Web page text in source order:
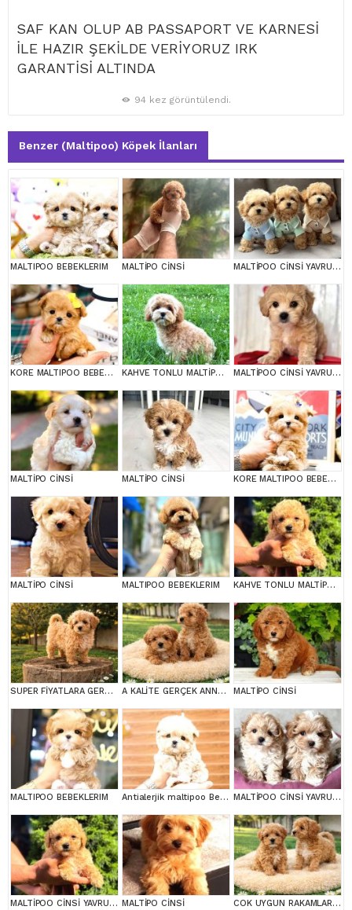
SAF KAN OLUP AB PASSAPORT VE KARNESİ
İLE HAZIR ŞEKİLDE VERİYORUZ IRK
GARANTİSİ ALTINDA
94 kez görüntülendi.
Benzer (Maltipoo) Köpek İlanları
MALTIPOO BEBEKLERIM MALTİPO CİNSİ MALTİPOO CİNSİ YAVRULAR EV ÜRETİMİ
KORE MALTIPOO BEBEKLERIM KAHVE TONLU MALTİPOO CİNSİ YAVRULAR MALTİPOO CİNSİ YAVRULAR EV ÜRETİMİ
MALTİPO CİNSİ MALTİPO CİNSİ KORE MALTIPOO BEBEKLERIM
MALTİPO CİNSİ MALTIPOO BEBEKLERIM KAHVE TONLU MALTİPOO CİNSİ YAVRULAR
SUPER FİYATLARA GERÇEK MALTİPOO YAVRULAR A KALİTE GERÇEK ANNE BABA MALTİPOO YAVRULAR MALTİPO CİNSİ
MALTIPOO BEBEKLERIM Antialerjik maltipoo Bebeklerim MALTİPOO CİNSİ YAVRULAR EV ÜRETİMİ
MALTİPOO CİNSİ YAVRULAR EV ÜRETİMİ MALTİPO CİNSİ COK UYGUN RAKAMLARA GERÇEK MALTİPOO YAVRULAR